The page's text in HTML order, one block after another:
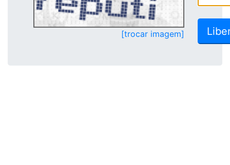
[trocar imagem]